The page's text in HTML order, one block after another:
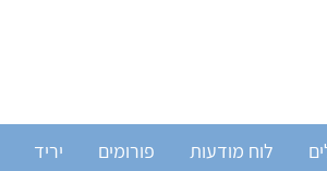
לוח מודעות פורומים יריד